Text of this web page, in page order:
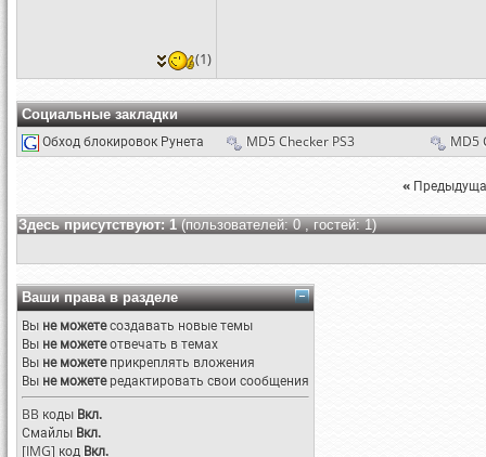
(1)
Социальные закладки
Обход блокировок Рунета MD5 Checker PS3 MD5
«
Здесь присутствуют: 1(пользователей: 0 , гостей: 1)
Ваши права в разделе
Вы не можетесоздавать новые темы
Вы не можетеотвечать в темах
Вы не можетеприкреплять вложения
Вы не можетередактировать свои сообщения
BB коды Вкл.
Смайлы Вкл.
[IMG] код Вкл.